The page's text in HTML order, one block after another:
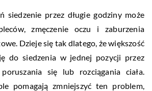
siedzenie przez długie godziny może
zmęczenie oczu i zaburzenia
Dzieje się tak dlatego, że większość
do siedzenia w jednej pozycji przez
się lub rozciągania ciała.
pomagają zmniejszyć ten problem,